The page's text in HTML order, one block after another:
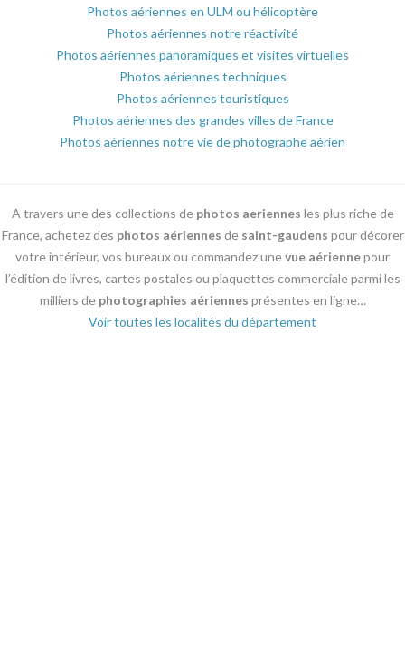
Photos aériennes en ULM ou hélicoptère
Photos aériennes notre réactivité
Photos aériennes panoramiques et visites virtuelles
Photos aériennes techniques
Photos aériennes touristiques
Photos aériennes des grandes villes de France
Photos aériennes notre vie de photographe aérien
A travers une des collections de photos aeriennes les plus riche de
France, achetez des photos aériennes de saint-gaudens pour décorer
votre intérieur, vos bureaux ou commandez unevue aériennepour
l’édition de livres, cartes postales ou plaquettes commerciale parmi les
milliers de photographies aériennes présentes en ligne…
Voir toutes les localités du département